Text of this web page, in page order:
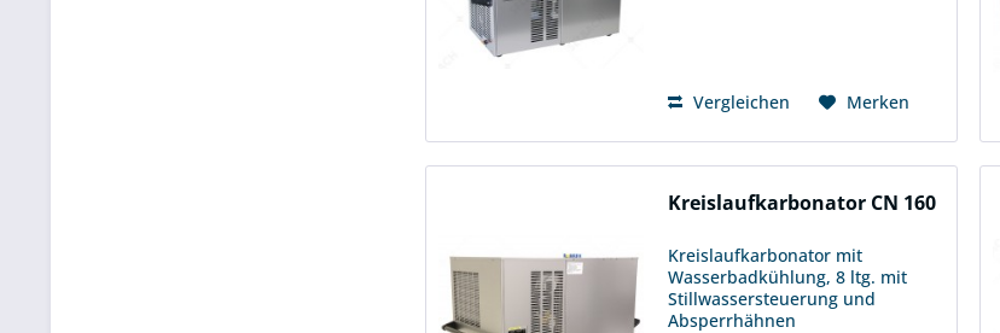
eiskaltem...
Vergleichen Merken
Kreislaufkarbonator CN 160
Kreislaufkarbonator mit
Wasserbadkühlung, 8 ltg. mit
Stillwassersteuerung und
Absperrhähnen